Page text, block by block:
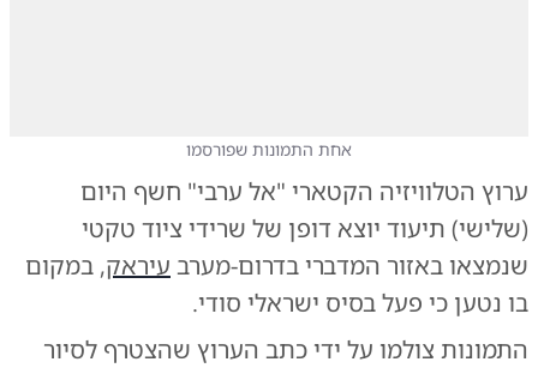
אחת התמונות שפורסמו
ערוץ הטלוויזיה הקטארי "אל ערבי" חשף היום
(שלישי) תיעוד יוצא דופן של שרידי ציוד טקטי
שנמצאו באזור המדברי בדרום-מערב עיראק, במקום
בו נטען כי פעל בסיס ישראלי סודי.
התמונות צולמו על ידי כתב הערוץ שהצטרף לסיור